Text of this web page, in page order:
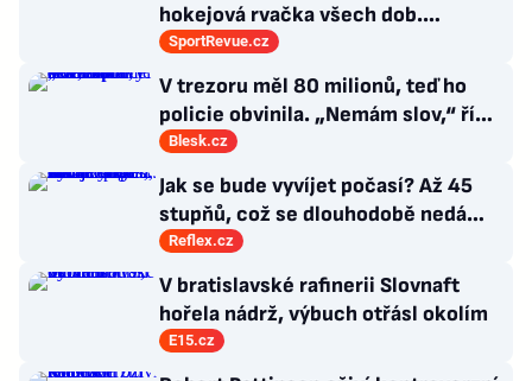
hokejová rvačka všech dob.
Nepadla v ní ani rána
SportRevue.cz
V trezoru měl 80 milionů, teď ho
policie obvinila. „Nemám slov,“ říká
exšéf Správy železnic
Blesk.cz
Jak se bude vyvíjet počasí? Až 45
stupňů, což se dlouhodobě nedá
vydržet, varuje klimatolog Radim
Tolasz
Reflex.cz
V bratislavské rafinerii Slovnaft
hořela nádrž, výbuch otřásl okolím
E15.cz